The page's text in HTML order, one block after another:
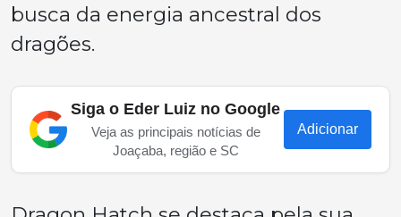
busca da energia ancestral dos
dragões.
Siga o Eder Luiz no Google
Veja as principais notícias de
Joaçaba, região e SC
Adicionar